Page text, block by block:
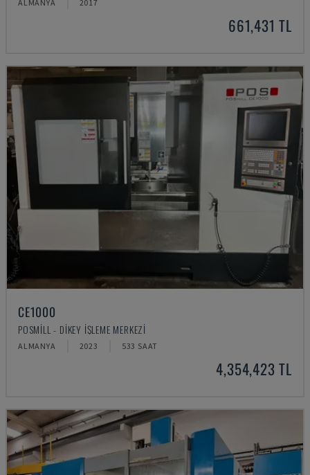
ALMANYA 2017
661,431 TL
CE1000
POSMILL - DIKEY İŞLEME MERKEZI
ALMANYA 2023 533 SAAT
4,354,423 TL